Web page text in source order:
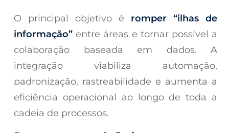
O principal objetivo é romper “ilhas de
informação” entre áreas e tornar possível a
colaboração baseada em dados. A
integração viabiliza automação,
padronização, rastreabilidade e aumenta a
eficiência operacional ao longo de toda a
cadeia de processos.